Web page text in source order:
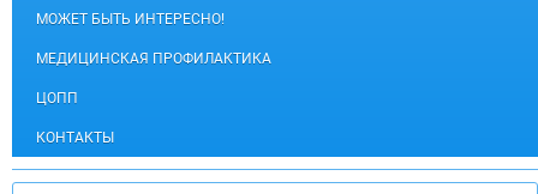
МОЖЕТ БЫТЬ ИНТЕРЕСНО!
МЕДИЦИНСКАЯ ПРОФИЛАКТИКА
ЦОПП
КОНТАКТЫ